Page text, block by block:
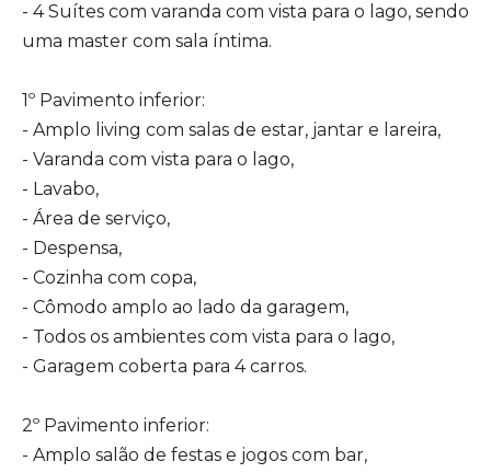
- 4 Suítes com varanda com vista para o lago, sendo
uma master com sala íntima.
1º Pavimento inferior:
- Amplo living com salas de estar, jantar e lareira,
- Varanda com vista para o lago,
- Lavabo,
- Área de serviço,
- Despensa,
- Cozinha com copa,
- Cômodo amplo ao lado da garagem,
- Todos os ambientes com vista para o lago,
- Garagem coberta para 4 carros.
2º Pavimento inferior:
- Amplo salão de festas e jogos com bar,